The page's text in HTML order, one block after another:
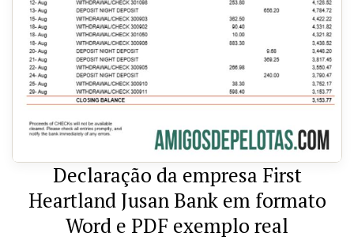
Declaração da empresa First
Heartland Jusan Bank em formato
Word e PDF exemplo real